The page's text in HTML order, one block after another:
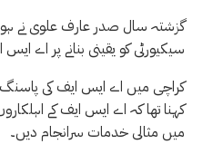
گزشتہ سال صدر عارف علوی نے
سیکیورٹی کو یقینی بنانے پر اے
کراچی میں اے ایس ایف کی پاسنگ
کہنا تھا کہ اے ایس ایف کے
میں مثالی خدمات سرانجام دیں۔